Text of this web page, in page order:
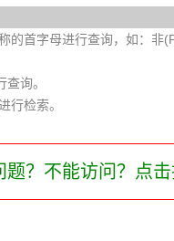
的首字母进行查询，如：
询。
行检索。
题？不能访问？点